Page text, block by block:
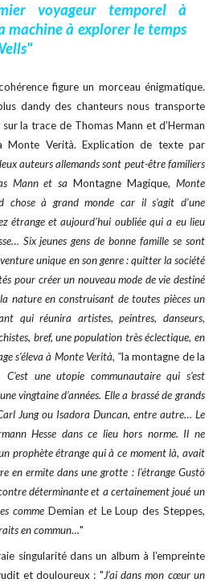
voyageur temporel à
machine à explorer le temps
figure un morceau énigmatique.
dandy des chanteurs nous transporte
sur la trace de Thomas Mann et d’Herman
Monte Verità. Explication de texte par
auteurs allemands sont peut-être familiers
Mann et saMontagne Magique, Monte
chose à grand monde car il s'agit d'une
étrange et aujourd'hui oubliée qui a eu lieu
Six jeunes gens de bonne famille se sont
unique en son genre : quitter la société
pour créer un nouveau mode de vie destiné
nature en construisant de toutes pièces un
qui réunira artistes, peintres, danseurs,
bref, une population très éclectique, en
s'éleva à Monte Verità, "la montagne de la
C'est une utopie communautaire qui s'est
vingtaine d'années. Elle a brassé de grands
Jung ou Isadora Duncan, entre autre… Le
Hesse dans ce lieu hors norme. Il ne
prophète étrange qui à ce moment là, avait
en ermite dans une grotte : l'étrange Gustö
déterminante et a certainement joué un
comme Demian et Le Loup des Steppes,
en commun…"
singularité dans un album à l’empreinte
et douloureux : "J’ai dans mon cœur un